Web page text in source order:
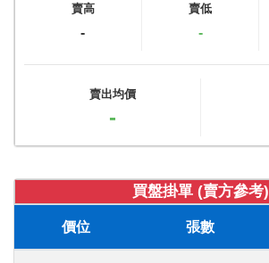
賣高
-
賣低
-
賣出均價
-
買盤掛單 (賣方參考)
價位 張數